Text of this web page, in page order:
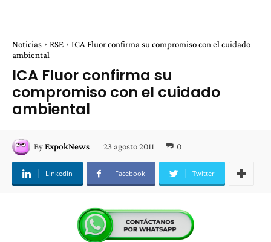
Noticias RSE
ICA Fluor confirma su compromiso con el cuidado
ambiental
ICA Fluor confirma su
compromiso con el cuidado
ambiental
ByExpokNews 23 agosto 2011 0
Linkedin Facebook Twitter